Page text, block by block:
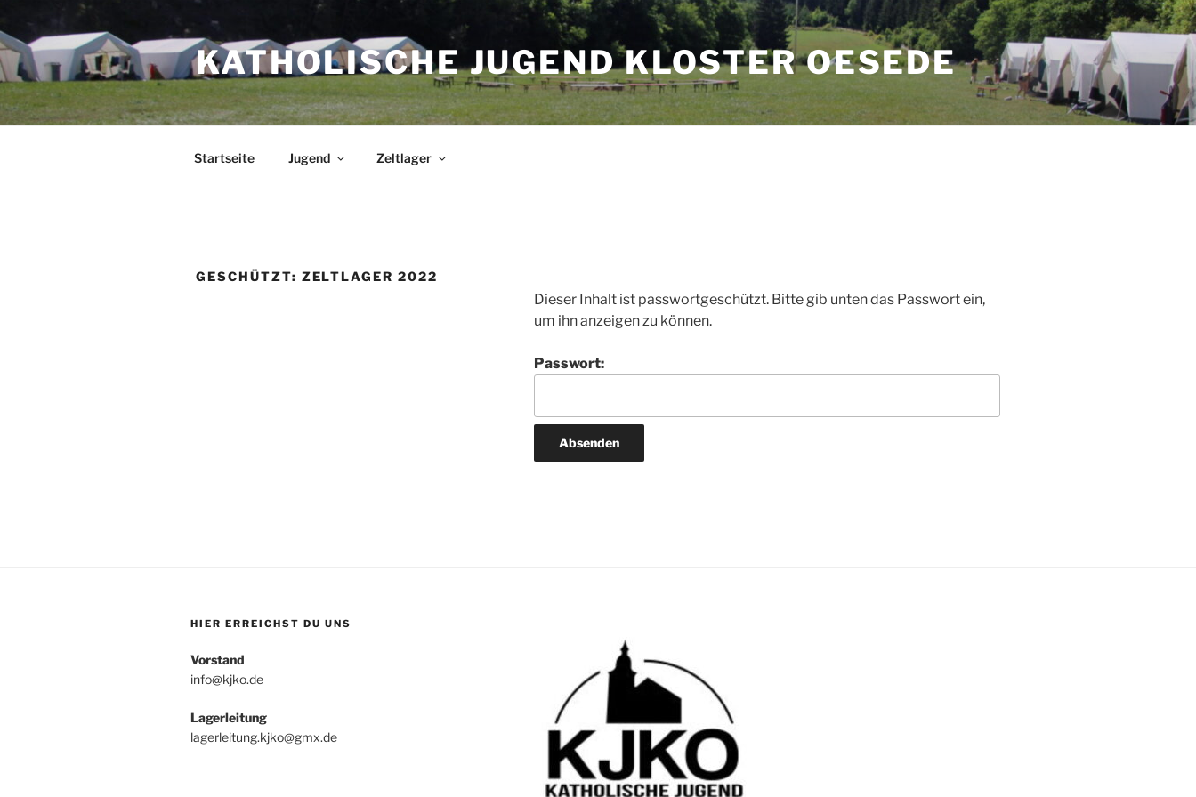
Inhalt
springen
KATHOLISCHE JUGEND KLOSTER OESEDE
Startseite Jugend Zeltlager
GESCHÜTZT: ZELTLAGER 2022
Dieser Inhalt ist passwortgeschützt. Bitte gib unten das Passwort ein,
um ihn anzeigen zu können.
Passwort:
HIER ERREICHST DU UNS
Vorstand
info@kjko.de
Lagerleitung
lagerleitung.kjko@gmx.de